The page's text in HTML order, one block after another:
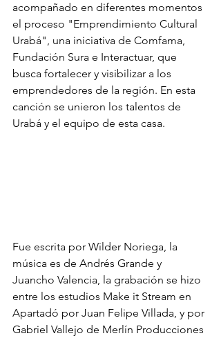
acompañado en diferentes momentos
el proceso "Emprendimiento Cultural
Urabá", una iniciativa de Comfama,
Fundación Sura e Interactuar, que
busca fortalecer y visibilizar a los
emprendedores de la región. En esta
canción se unieron los talentos de
Urabá y el equipo de esta casa.
Fue escrita por Wilder Noriega, la
música es de Andrés Grande y
Juancho Valencia, la grabación se hizo
entre los estudios Make it Stream en
Apartadó por Juan Felipe Villada, y por
Gabriel Vallejo de Merlín Producciones